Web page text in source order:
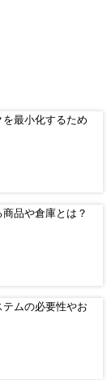
最小化するため
品や倉庫とは？
ムの必要性やお